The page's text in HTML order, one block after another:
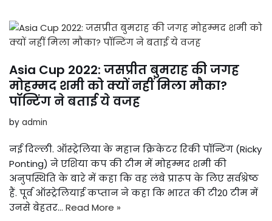
Asia Cup 2022: जसप्रीत बुमराह की जगह
मोहम्मद शमी को क्यों नहीं मिला मौका?
पॉन्टिंग ने बताई ये वजह
by admin
नई दिल्ली. ऑस्ट्रेलिया के महान क्रिकेटर रिकी पॉन्टिंग (Ricky
Ponting) ने एशिया कप की टीम में मोहम्मद शमी की
अनुपस्थिति के बारे में कहा कि वह लंबे प्रारूप के लिए सर्वश्रेष्ठ
हैं. पूर्व ऑस्ट्रेलियाई कप्तान ने कहा कि भारत की टी20 टीम में
उनसे बेहतर… Read More »